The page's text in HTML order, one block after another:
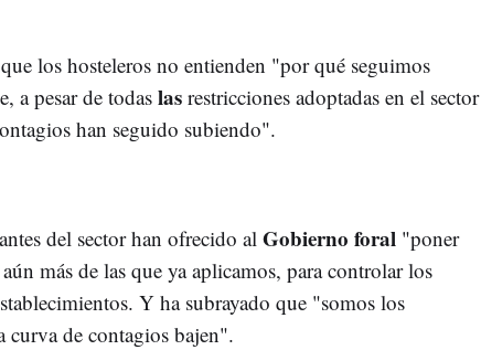
los hosteleros no entienden "por qué seguimos
a pesar de todas las restricciones adoptadas en el sector
han seguido subiendo".
del sector han ofrecido al Gobierno foral "poner
aún más de las que ya aplicamos, para controlar los
Y ha subrayado que "somos los
curva de contagios bajen".